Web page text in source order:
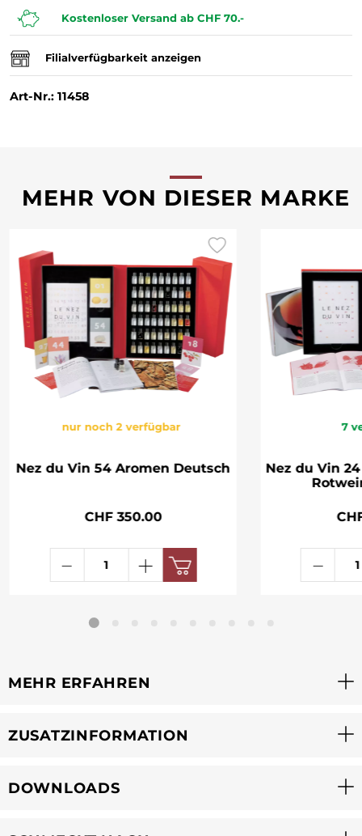
Kostenloser Versand ab CHF 70.-
Filialverfügbarkeit anzeigen
Art-Nr.: 11458
MEHR VON DIESER MARKE
nur noch 2 verfügbar
Nez du Vin 54 Aromen Deutsch
CHF 350.00
7
Nez du Vin
MEHR ERFAHREN
ZUSATZINFORMATION
DOWNLOADS